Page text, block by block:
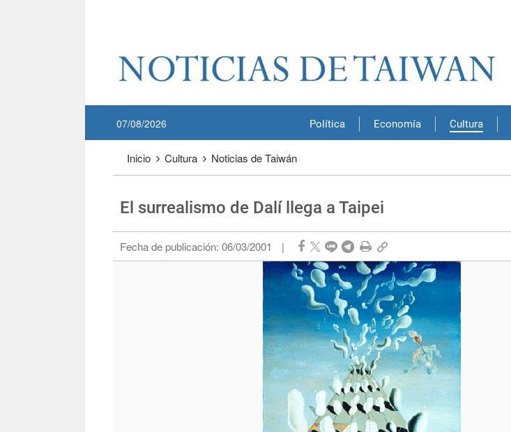
Política Economía Cultura
07/08/2026
Inicio Cultura Noticias de Taiwán
El surrealismo de Dalí llega a Taipei
Fecha de publicación: 06/03/2001 |